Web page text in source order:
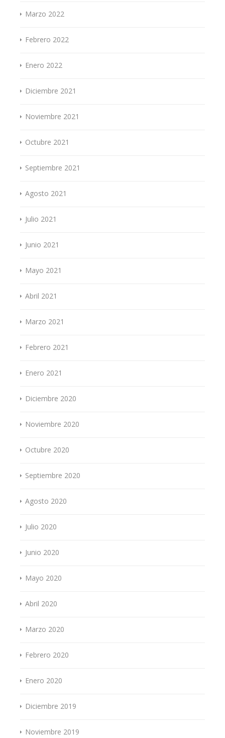
Marzo 2022
Febrero 2022
Enero 2022
Diciembre 2021
Noviembre 2021
Octubre 2021
Septiembre 2021
Agosto 2021
Julio 2021
Junio 2021
Mayo 2021
Abril 2021
Marzo 2021
Febrero 2021
Enero 2021
Diciembre 2020
Noviembre 2020
Octubre 2020
Septiembre 2020
Agosto 2020
Julio 2020
Junio 2020
Mayo 2020
Abril 2020
Marzo 2020
Febrero 2020
Enero 2020
Diciembre 2019
Noviembre 2019